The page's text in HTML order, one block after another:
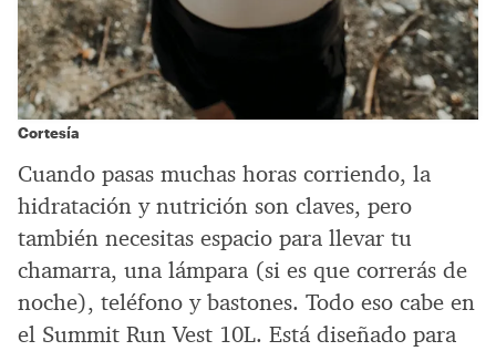
Cortesía
Cuando pasas muchas horas corriendo, la
hidratación y nutrición son claves, pero
también necesitas espacio para llevar tu
chamarra, una lámpara (si es que correrás de
noche), teléfono y bastones. Todo eso cabe en
el Summit Run Vest 10L. Está diseñado para